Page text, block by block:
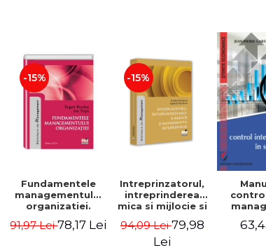
-15%
Fundamentele
managementului
organizatiei.
Eugen Burdus,
91,97 Lei78,17 Lei
-15%
Intreprinzatorul,
intreprinderea
mica si mijlocie si
intreprenorial -
Ovidiu Nicolescu,
94,09 Lei79,98
Lei